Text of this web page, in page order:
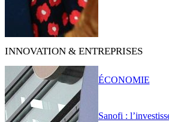
INNOVATION & ENTREPRISES
Sanofi :
ÉCONOMIE